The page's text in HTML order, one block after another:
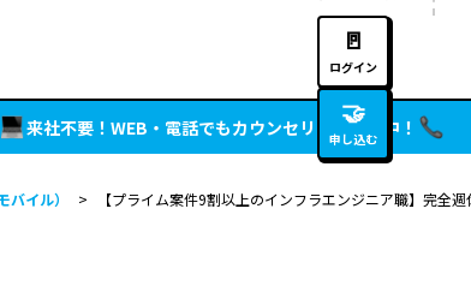
🚪
ログイン
🤝
申し込む
来社不要！WEB・電話でもカウンセリング実施中！
イル） > 【プライム案件9割以上のインフラエンジニア職】完全